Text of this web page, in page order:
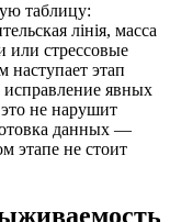
таблицу:
лінія, масса
или стрессовые
наступает этап
исправление явных
не нарушит
данных —
этапе не стоит